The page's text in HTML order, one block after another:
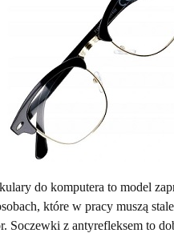
do komputera to model
które w pracy muszą
Soczewki z antyrefleksem to